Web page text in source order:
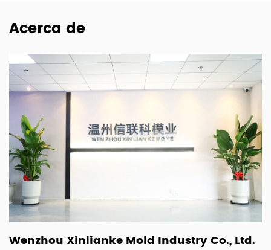
Acerca de
Wenzhou Xinlianke Mold Industry Co., Ltd.